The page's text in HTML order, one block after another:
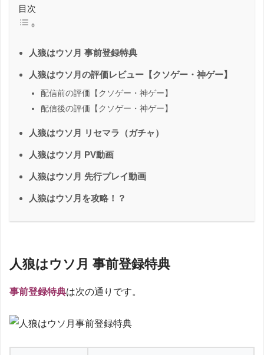
目次
人狼はウソ月 事前登録特典
人狼はウソ月の評価レビュー【クソゲー・神ゲー】
配信前の評価【クソゲー・神ゲー】
配信後の評価【クソゲー・神ゲー】
人狼はウソ月 リセマラ（ガチャ）
人狼はウソ月 PV動画
人狼はウソ月 先行プレイ動画
人狼はウソ月を攻略！？
人狼はウソ月 事前登録特典
事前登録特典は次の通りです。